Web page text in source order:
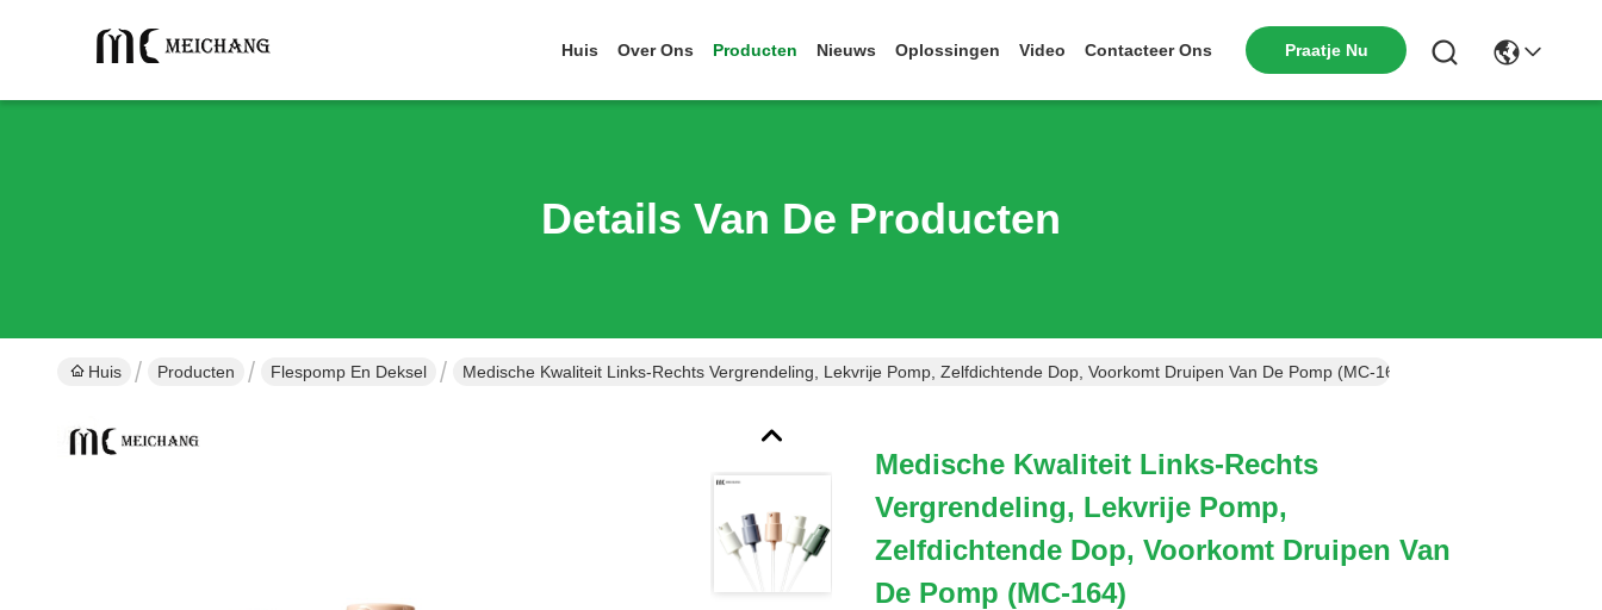
Huis Over Ons Producten Nieuws Oplossingen Video Contacteer Ons Praatje Nu
Details Van De Producten
Huis Producten Flespomp En Deksel Medische Kwaliteit Links-Rechts Vergrendeling, Lekvrije Pomp, Zelfdichtende Dop, Voorkomt Druipen Van De Pomp (MC-164)
Medische Kwaliteit Links-Rechts
Vergrendeling, Lekvrije Pomp,
Zelfdichtende Dop, Voorkomt Druipen Van
De Pomp (MC-164)